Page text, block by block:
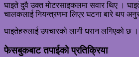
घाइते दुवै उक्त मोटरसाइकलमा सवार थिए ।
चालकलाई नियन्त्रणमा लिएर घटना बारे थप
घाइतेहरुलाई उपचारको लागी धरान लगिएको छ ।
फेसबुकबाट तपाईको प्रतिक्रिया